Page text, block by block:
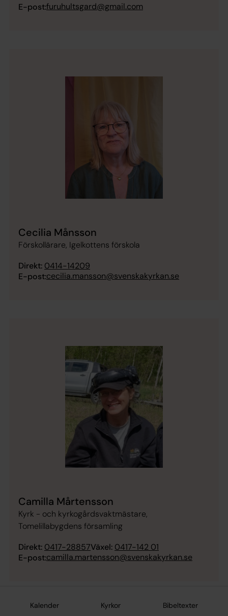
Kalender Kyrkor Bibeltexter
E-post:furuhultsgard@gmail.com
Cecilia Månsson
Förskollärare, Igelkottens förskola
Direkt: 0414-14209
E-post:cecilia.mansson@svenskakyrkan.se
Camilla Mårtensson
Kyrk - och kyrkogårdsvaktmästare,
Tomelillabygdens församling
Direkt: 0417-28857Växel: 0417-142 01
E-post:camilla.martensson@svenskakyrkan.se